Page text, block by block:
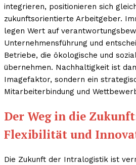
integrieren, positionieren sich
zukunftsorientierte Arbeitgeber.
legen Wert auf
Unternehmensführung und
Betriebe, die ökologische und
übernehmen. Nachhaltigkeit ist
Imagefaktor, sondern ein
Mitarbeiterbindung und
Der Weg in die
Flexibilität und
Die Zukunft der Intralogistik ist